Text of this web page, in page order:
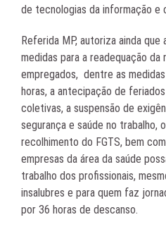
de tecnologias da informação e
Referida MP, autoriza ainda
medidas para a readequação
empregados, dentre as
horas, a antecipação de
coletivas, a suspensão de
segurança e saúde no trabalho,
recolhimento do FGTS, bem
empresas da área da saúde
trabalho dos profissionais,
insalubres e para quem faz
por 36 horas de descanso.